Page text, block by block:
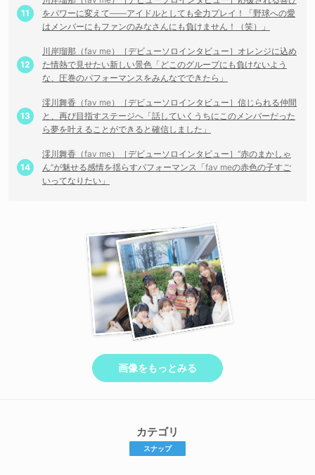
をパワーに変えて——アイドルとしても全力プレイ！「野球への愛
はメンバーにもファンのみなさんにも負けません！（笑）」
川岸瑠那（fav me）［デビューソロインタビュー］オレンジに込め
た情熱で見せたい新しい景色「どこのグループにも負けないよう
な、圧巻のパフォーマンスをみんなでできたら」
澪川舞香（fav me）［デビューソロインタビュー］信じられる仲間
と、再び目指すステージへ「話していくうちにこのメンバーだった
ら夢を叶えることができると確信しました」
澪川舞香（fav me）［デビューソロインタビュー］“赤のまかしゃ
ん”が魅せる感情を揺らすパフォーマンス「fav meの赤色の子すご
いってなりたい」
画像をもっとみる
カテゴリ
スナップ